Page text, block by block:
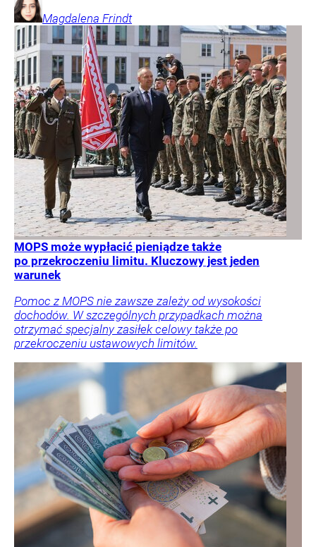
Magdalena Frindt
MOPS może wypłacić pieniądze także
po przekroczeniu limitu. Kluczowy jest jeden
warunek
Pomoc z MOPS nie zawsze zależy od wysokości
dochodów. W szczególnych przypadkach można
otrzymać specjalny zasiłek celowy także po
przekroczeniu ustawowych limitów.